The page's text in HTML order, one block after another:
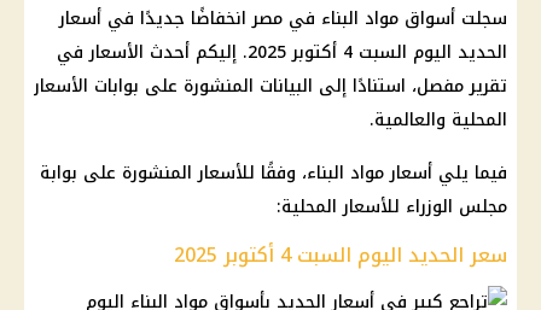
سجلت أسواق مواد البناء في مصر انخفاضًا جديدًا في أسعار
الحديد اليوم السبت 4 أكتوبر 2025. إليكم أحدث الأسعار في
تقرير مفصل، استنادًا إلى البيانات المنشورة على بوابات الأسعار
المحلية والعالمية.
فيما يلي أسعار مواد البناء، وفقًا للأسعار المنشورة على بوابة
مجلس الوزراء للأسعار المحلية:
سعر الحديد اليوم السبت 4 أكتوبر 2025